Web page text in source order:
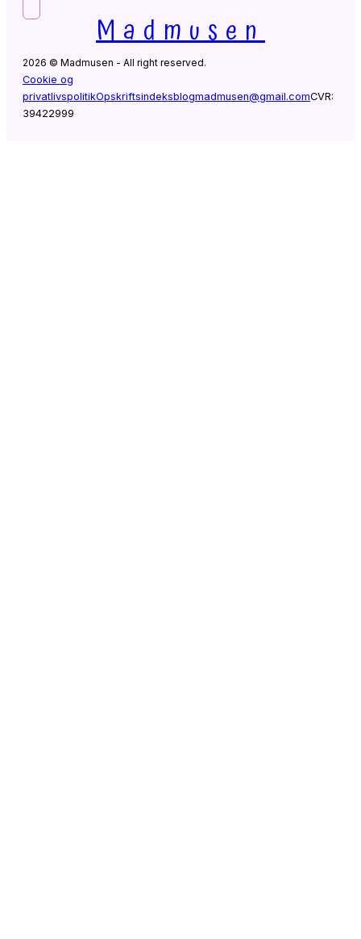
Madmusen
2026 © Madmusen - All right reserved.
Cookie og
privatlivspolitikOpskriftsindeksblogmadmusen@gmail.comCVR:
39422999